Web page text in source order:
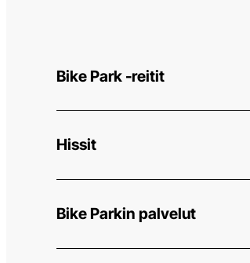
Bike Park -reitit
Hissit
Bike Parkin palvelut